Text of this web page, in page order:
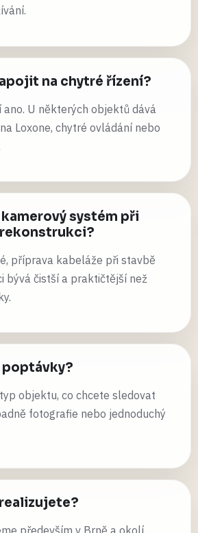
na chytré řízení?
U některých objektů dává
Loxone, chytré ovládání nebo
systém při
příprava kabeláže při stavbě
bývá čistší a praktičtější než
objektu, co chcete sledovat
fotografie nebo jednoduchý